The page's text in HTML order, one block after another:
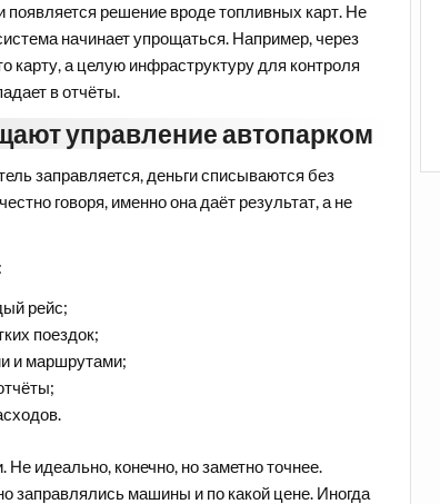
решение вроде топливных карт. Не
начинает упрощаться. Например, через
карту, а целую инфраструктуру для контроля
в отчёты.
управление автопарком
заправляется, деньги списываются без
говоря, именно она даёт результат, а не
рейс;
поездок;
и маршрутами;
идеально, конечно, но заметно точнее.
заправлялись машины и по какой цене. Иногда